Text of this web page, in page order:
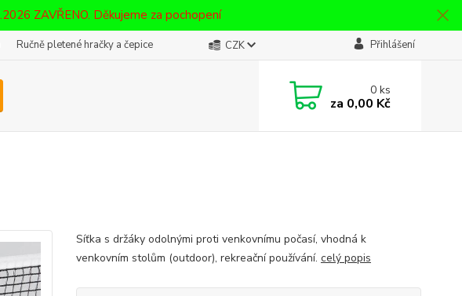
ZAVŘENO. Děkujeme za pochopení
Ručně pletené hračky a čepice CZK Přihlášení
0ks
za 0,00 Kč
Síťka s držáky odolnými proti venkovnímu počasí, vhodná k
venkovním stolům (outdoor), rekreační používání. celý popis